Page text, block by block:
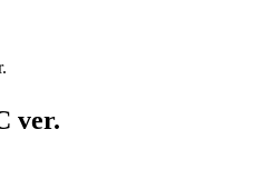
ver.